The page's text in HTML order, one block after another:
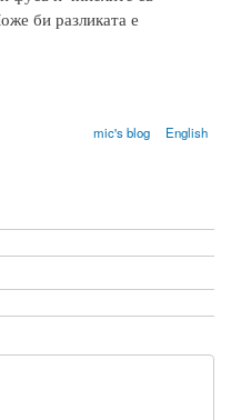
би разликата е
mic's blog English